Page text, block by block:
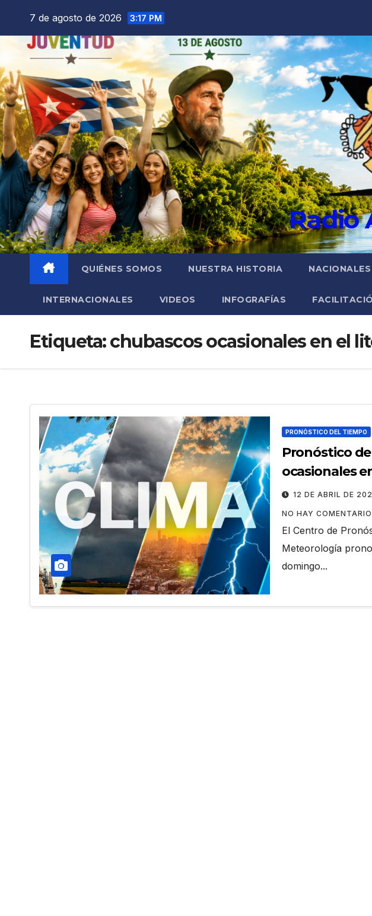
7 de agosto de 2026 3:17 PM
Radio
QUIÉNES SOMOS NUESTRA HISTORIA NACIONALES
INTERNACIONALES VIDEOS INFOGRAFÍAS
Etiqueta:chubascos ocasionales en el
PRONÓSTICO DEL TIEMPO
Pronóstico
ocasionales
oriental
12 DE ABRIL DE
NO HAY
El Centro de
Meteorología
domingo...